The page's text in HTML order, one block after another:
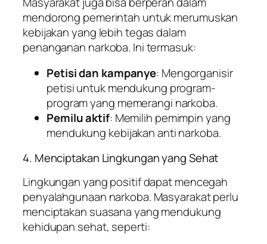
mendorong pemerintah untuk merumuskan
kebijakan yang lebih tegas dalam
penanganan narkoba. Ini termasuk:
Petisi dan kampanye: Mengorganisir
petisi untuk mendukung program-
program yang memerangi narkoba.
Pemilu aktif: Memilih pemimpin yang
mendukung kebijakan anti narkoba.
4. Menciptakan Lingkungan yang Sehat
Lingkungan yang positif dapat mencegah
penyalahgunaan narkoba. Masyarakat perlu
menciptakan suasana yang mendukung
kehidupan sehat, seperti: